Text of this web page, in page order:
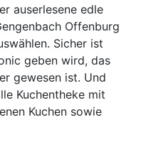
auserlesene edle
Offenburg
Sicher ist
geben wird, das
gewesen ist. Und
Kuchentheke mit
Kuchen sowie